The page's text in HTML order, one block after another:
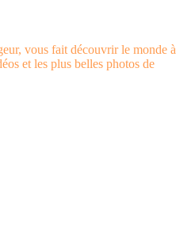
vous fait découvrir le monde à
et les plus belles photos de